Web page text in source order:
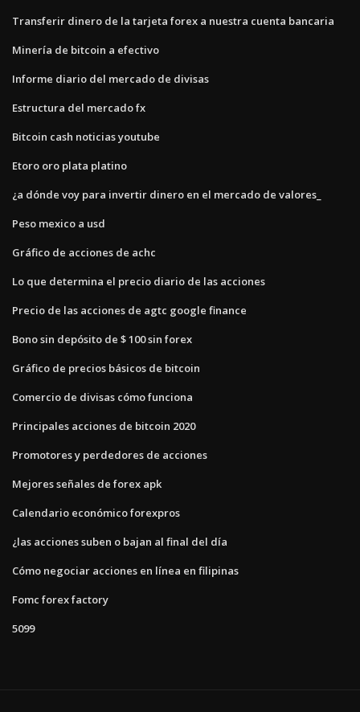
Transferir dinero de la tarjeta forex a nuestra cuenta bancaria
Minería de bitcoin a efectivo
Informe diario del mercado de divisas
Estructura del mercado fx
Bitcoin cash noticias youtube
Etoro oro plata platino
¿a dónde voy para invertir dinero en el mercado de valores_
Peso mexico a usd
Gráfico de acciones de achc
Lo que determina el precio diario de las acciones
Precio de las acciones de agtc google finance
Bono sin depósito de $ 100 sin forex
Gráfico de precios básicos de bitcoin
Comercio de divisas cómo funciona
Principales acciones de bitcoin 2020
Promotores y perdedores de acciones
Mejores señales de forex apk
Calendario económico forexpros
¿las acciones suben o bajan al final del día
Cómo negociar acciones en línea en filipinas
Fomc forex factory
5099